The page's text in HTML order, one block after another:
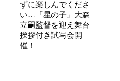
ずに楽しんでくださ
い…『星の子』大森
立嗣監督を迎え舞台
挨拶付き試写会開
催！